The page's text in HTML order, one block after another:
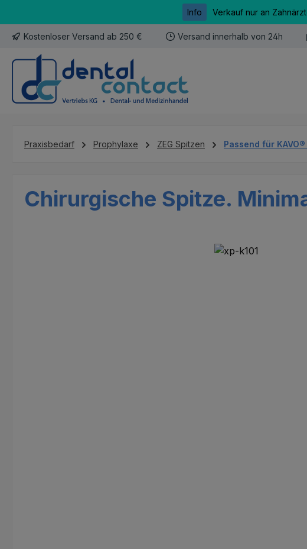
Info Verkauf nur an
Kostenloser Versand ab 250 € Versand innerhalb von 24h
Praxisbedarf Prophylaxe ZEG Spitzen Passend für
Chirurgische Spitze.